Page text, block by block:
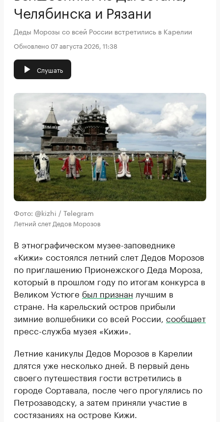
Челябинска и Рязани
Деды Морозы со всей России встретились в Карелии
Обновлено 07 августа 2026, 11:38
Слушать
Фото: @kizhi / Telegram
Летний слет Дедов Морозов
В этнографическом музее-заповеднике
«Кижи» состоялся летний слет Дедов Морозов
по приглашению Прионежского Деда Мороза,
который в прошлом году по итогам конкурса в
Великом Устюге был признан лучшим в
стране. На карельский остров прибыли
зимние волшебники со всей России, сообщает
пресс-служба музея «Кижи».
Летние каникулы Дедов Морозов в Карелии
длятся уже несколько дней. В первый день
своего путешествия гости встретились в
городе Сортавала, после чего прогулялись по
Петрозаводску, а затем приняли участие в
состязаниях на острове Кижи.